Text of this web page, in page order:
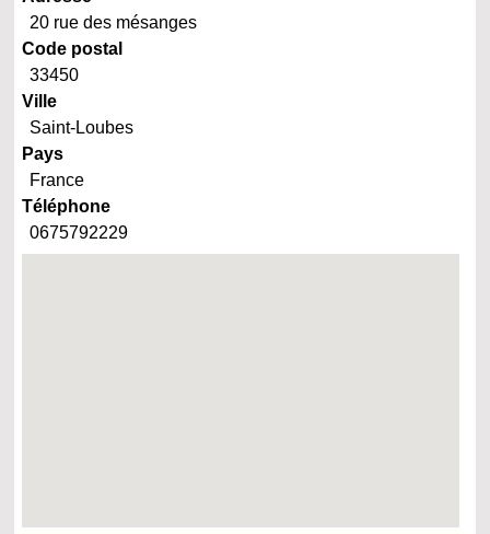
20 rue des mésanges
Code postal
33450
Ville
Saint-Loubes
Pays
France
Téléphone
0675792229